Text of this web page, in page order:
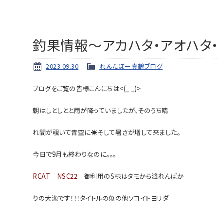
釣果情報～アカハタ・アオハタ
2023.09.30 れんたぼー真鶴ブログ
ブログをご覧の皆様こんにちは<(_ _)>
朝はしとしとと雨が降っていましたが、そのうち晴
れ間が覗いて青空に☀そして暑さが増して来ました。
今日で9月も終わりなのに。。。
RCAT NSC22 御利用のS様はタモから溢れんばか
りの大漁です！！！タイトルの魚の他ソコイトヨリダ